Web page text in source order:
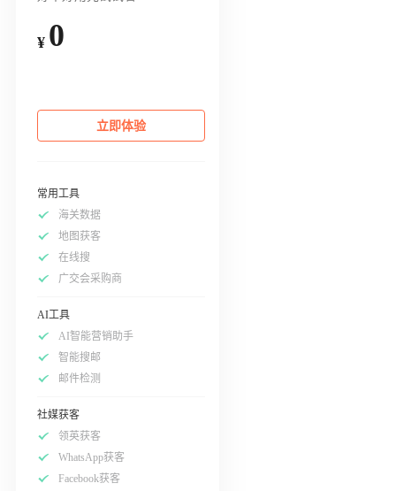
¥ 0
立即体验
常用工具
海关数据
地图获客
在线搜
广交会采购商
AI工具
AI智能营销助手
智能搜邮
邮件检测
社媒获客
领英获客
WhatsApp获客
Facebook获客